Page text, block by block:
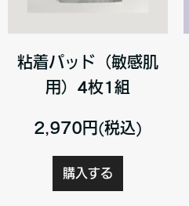
粘着パッド（敏感肌
用）4枚1組
2,970円(税込)
購入する